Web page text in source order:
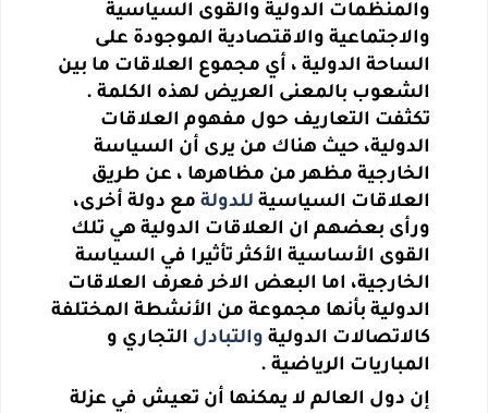
والمنظمات الدولية والقوى السياسية
والاجتماعية والاقتصادية الموجودة على
الساحة الدولية ، أي مجموع العلاقات ما بين
الشعوب بالمعنى العريض لهذه الكلمة .
تكثفت التعاريف حول مفهوم العلاقات
الدولية، حيث هناك من يرى أن السياسة
الخارجية مظهر من مظاهرها ، عن طريق
العلاقات السياسية للدولة مع دولة أخرى،
ورأى بعضهم ان العلاقات الدولية هي تلك
القوى الأساسية الأكثر تأثيرا في السياسة
الخارجية، اما البعض الاخر فعرف العلاقات
الدولية بأنها مجموعة من الأنشطة المختلفة
كالاتصالات الدولية والتبادل التجاري و
المباريات الرياضية .
إن دول العالم لا يمكنها أن تعيش في عزلة